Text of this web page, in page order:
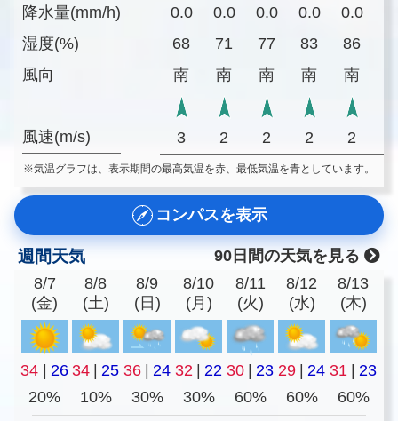
降水量(mm/h)
湿度(%)
風向
風速(m/s)
0.0 0.0 0.0 0.0 0.0
68
71 77 83 86
南
南 南 南 南
3 2 2 2 2
※気温グラフは、表示期間の最高気温を赤、最低気温を青としています。
コンパスを表示
週間天気
90日間の天気を見る
8/7
(金)
8/8
(土)
8/9
(日)
8/10
(月)
8/11
(火)
8/12
(水)
8/13
(木)
34 26 34 25 36 24 32 22 30 23 29 24 31
23
20%
10% 30% 30% 60% 60% 60%